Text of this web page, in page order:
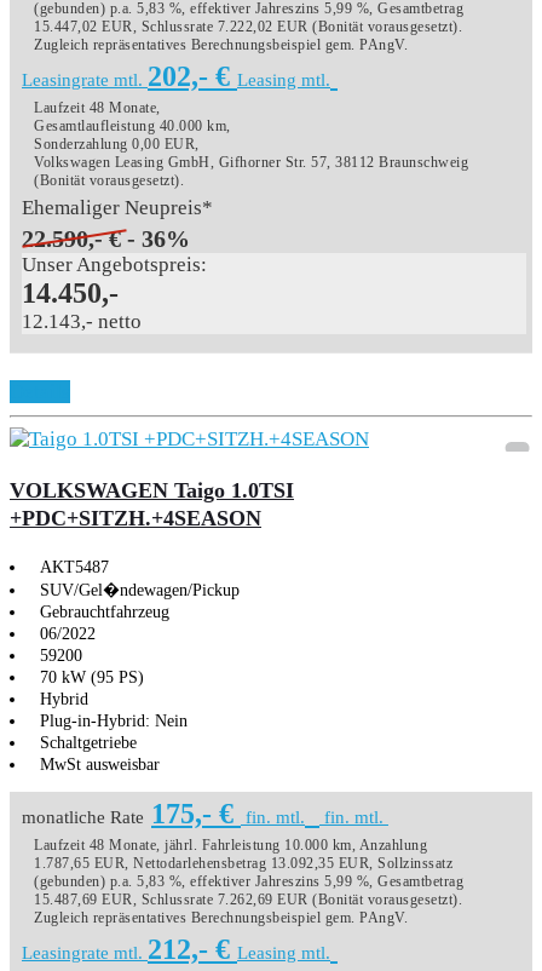
(gebunden) p.a. 5,83 %, effektiver Jahreszins 5,99 %, Gesamtbetrag
15.447,02 EUR, Schlussrate 7.222,02 EUR (Bonität vorausgesetzt).
Zugleich repräsentatives Berechnungsbeispiel gem. PAngV.
Leasingrate mtl. 202,- € Leasing mtl.
Laufzeit 48 Monate,
Gesamtlaufleistung 40.000 km,
Sonderzahlung 0,00 EUR,
Volkswagen Leasing GmbH, Gifhorner Str. 57, 38112 Braunschweig
(Bonität vorausgesetzt).
Ehemaliger Neupreis*
22.590,- € - 36%
Unser Angebotspreis:
14.450,-
12.143,- netto
VOLKSWAGEN Taigo 1.0TSI
+PDC+SITZH.+4SEASON
AKT5487
SUV/Gel�ndewagen/Pickup
Gebrauchtfahrzeug
06/2022
59200
70 kW (95 PS)
Hybrid
Plug-in-Hybrid: Nein
Schaltgetriebe
MwSt ausweisbar
monatliche Rate 175,- € fin. mtl. fin. mtl.
Laufzeit 48 Monate, jährl. Fahrleistung 10.000 km, Anzahlung
1.787,65 EUR, Nettodarlehensbetrag 13.092,35 EUR, Sollzinssatz
(gebunden) p.a. 5,83 %, effektiver Jahreszins 5,99 %, Gesamtbetrag
15.487,69 EUR, Schlussrate 7.262,69 EUR (Bonität vorausgesetzt).
Zugleich repräsentatives Berechnungsbeispiel gem. PAngV.
Leasingrate mtl. 212,- € Leasing mtl.